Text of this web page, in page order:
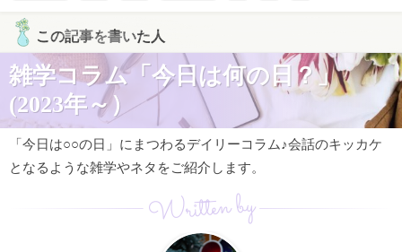
この記事を書いた人
雑学コラム「今日は何の日？」
(2023年～）
「今日は○○の日」にまつわるデイリーコラム♪会話のキッカケ
となるような雑学やネタをご紹介します。
Written by